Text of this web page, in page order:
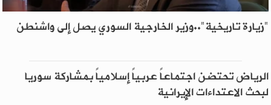
"زيارة تاريخية"..وزير الخارجية السوري يصل إلى واشنطن
الرياض تحتضن اجتماعاً عربياً إسلامياً بمشاركة سوريا
لبحث الاعتداءات الإيرانية